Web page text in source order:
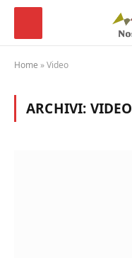
Home »Video
ARCHIVI: VIDEO